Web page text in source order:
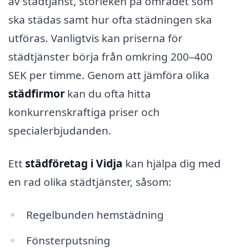
ska städas samt hur ofta städningen ska
utföras. Vanligtvis kan priserna för
städtjänster börja från omkring 200–400
SEK per timme. Genom att jämföra olika
städfirmor kan du ofta hitta
konkurrenskraftiga priser och
specialerbjudanden.
Ett städföretag i Vidja kan hjälpa dig med
en rad olika städtjänster, såsom:
Regelbunden hemstädning
Fönsterputsning